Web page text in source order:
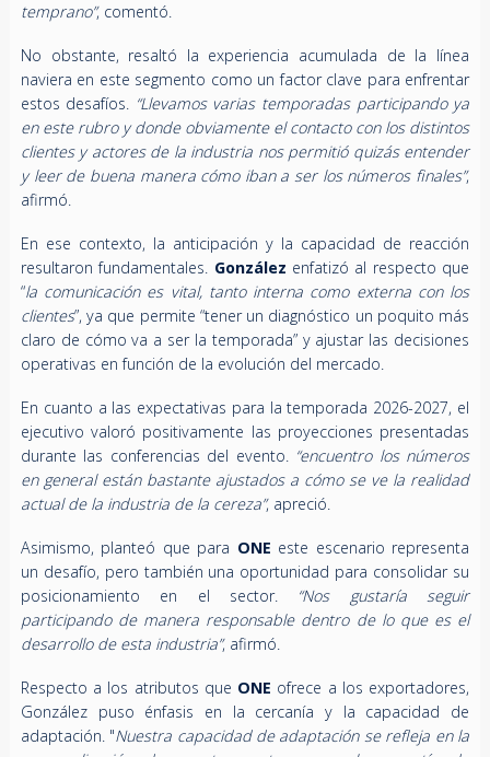
temprano”, comentó.
No obstante, resaltó la experiencia acumulada de la línea
naviera en este segmento como un factor clave para enfrentar
estos desafíos. “Llevamos varias temporadas participando ya
en este rubro y donde obviamente el contacto con los distintos
clientes y actores de la industria nos permitió quizás entender
y leer de buena manera cómo iban a ser los números finales”,
afirmó.
En ese contexto, la anticipación y la capacidad de reacción
resultaron fundamentales. González enfatizó al respecto que
“la comunicación es vital, tanto interna como externa con los
clientes”, ya que permite “tener un diagnóstico un poquito más
claro de cómo va a ser la temporada” y ajustar las decisiones
operativas en función de la evolución del mercado.
En cuanto a las expectativas para la temporada 2026-2027, el
ejecutivo valoró positivamente las proyecciones presentadas
durante las conferencias del evento. “encuentro los números
en general están bastante ajustados a cómo se ve la realidad
actual de la industria de la cereza”, apreció.
Asimismo, planteó que para ONE este escenario representa
un desafío, pero también una oportunidad para consolidar su
posicionamiento en el sector. “Nos gustaría seguir
participando de manera responsable dentro de lo que es el
desarrollo de esta industria”, afirmó.
Respecto a los atributos que ONE ofrece a los exportadores,
González puso énfasis en la cercanía y la capacidad de
adaptación. "Nuestra capacidad de adaptación se refleja en la